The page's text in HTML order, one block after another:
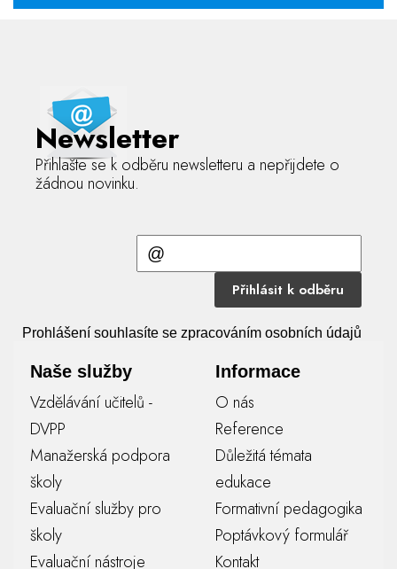
Newsletter
Přihlašte se k odběru newsletteru a nepřijdete o
žádnou novinku.
Přihlásit k odběru
Prohlášení souhlasíte se zpracováním osobních údajů
Naše služby
Vzdělávání učitelů -
DVPP
Manažerská podpora
školy
Evaluační služby pro
školy
Evaluační nástroje
Informace
O nás
Reference
Důležitá témata
edukace
Formativní pedagogika
Poptávkový formulář
Kontakt